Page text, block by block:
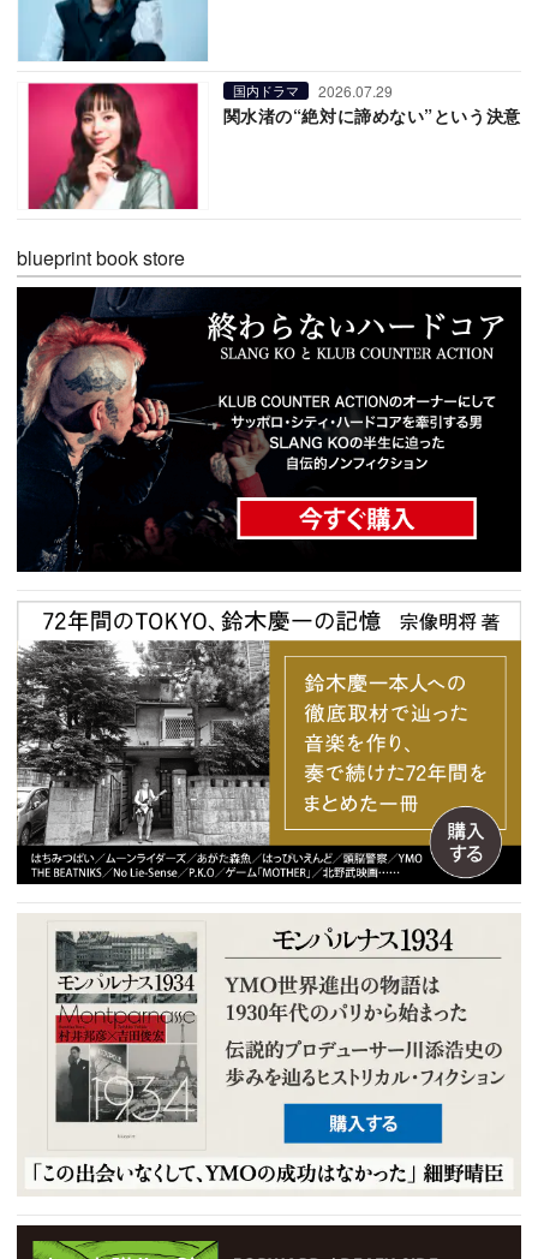
国内ドラマ 2026.07.29
関水渚の“絶対に諦めない”という決意
blueprint book store